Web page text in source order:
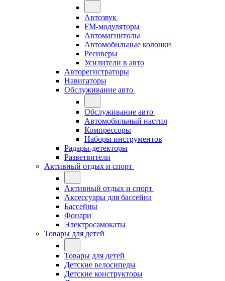
Автозвук
FM-модуляторы
Автомагнитолы
Автомобильные колонки
Ресиверы
Усилители в авто
Авторегистраторы
Навигаторы
Обслуживание авто
Обслуживание авто
Автомобильный настил
Компрессоры
Наборы инструментов
Радары-детекторы
Разветвители
Активный отдых и спорт
Активный отдых и спорт
Аксессуары для бассейна
Бассейны
Фонари
Электросамокаты
Товары для детей
Товары для детей
Детские велосипеды
Детские конструкторы